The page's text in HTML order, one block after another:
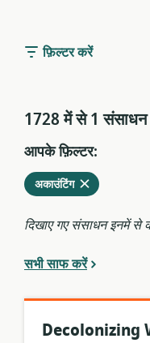
फ़िल्टर करें
1728 में से 1 संसाधन
आपके फ़िल्टर:
वर्तमान
फ़िल्टर
से
अकाउंटिंगहटाएं
दिखाए गए संसाधन इनमें
सभी साफ करें
Decolonizing